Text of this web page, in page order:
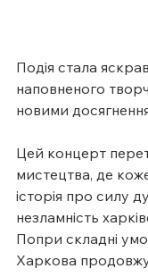
Подія стала
наповненого
новими
Цей концерт
мистецтва, де
історія про силу
незламність
Попри складні
Харкова